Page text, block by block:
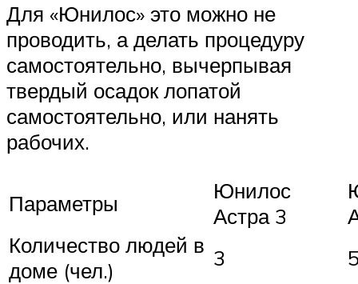
Для «Юнилос» это можно не
проводить, а делать процедуру
самостоятельно, вычерпывая
твердый осадок лопатой
самостоятельно, или нанять
рабочих.
Параметры
Юнилос
Астра 3
Количество людей в
доме (чел.)
3